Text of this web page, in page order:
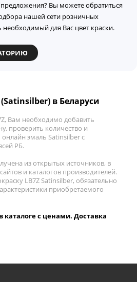
Вы можете обратиться
нашей сети розничных
для Вас цвет краски.
в Беларуси
Вам необходимо добавить
проверить количество и
онлайн эмаль Satinsilber с
РБ.
из открытых источников, в
и каталогов производителей.
LB7Z Satinsilber, обязательно
приобретаемого
каталоге с ценами. Доставка